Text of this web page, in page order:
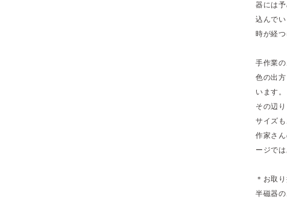
器には
込んでい
時が経
手作業
色の出
います。
その辺
サイズ
作家さ
ージで
＊お取
半磁器